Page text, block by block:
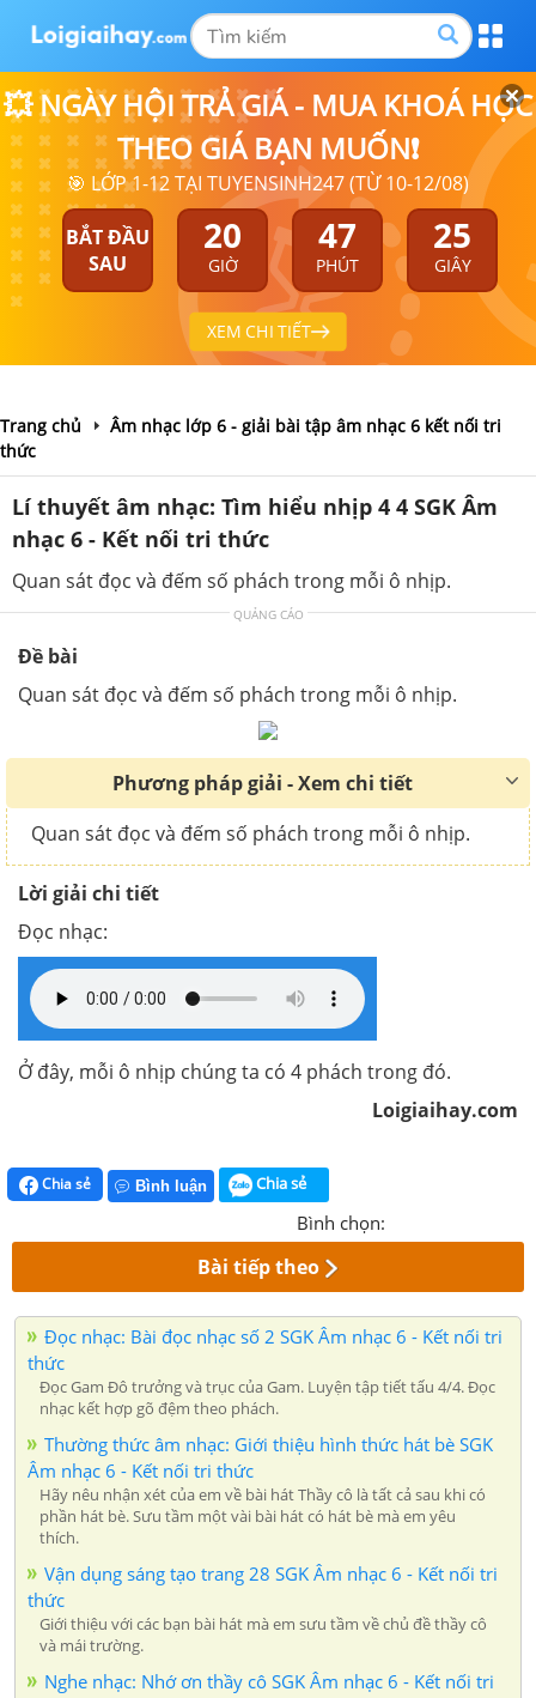
💥 NGÀY HỘI TRẢ GIÁ - MUA KHOÁ HỌC
THEO GIÁ BẠN MUỐN❗
🎯 LỚP 1-12 TẠI TUYENSINH247 (TỪ 10-12/08)
BẮT ĐẦU
SAU
20
GIỜ
47
PHÚT
24
GIÂY
XEM CHI TIẾT
Trang chủ
Âm nhạc lớp 6 - giải bài tập âm nhạc 6 kết nối tri
thức
Lí thuyết âm nhạc: Tìm hiểu nhịp 4 4 SGK Âm
nhạc 6 - Kết nối tri thức
Quan sát đọc và đếm số phách trong mỗi ô nhịp.
QUẢNG CÁO
Đề bài
Quan sát đọc và đếm số phách trong mỗi ô nhịp.
Phương pháp giải - Xem chi tiết
Quan sát đọc và đếm số phách trong mỗi ô nhịp.
Lời giải chi tiết
Đọc nhạc:
Ở đây, mỗi ô nhịp chúng ta có 4 phách trong đó.
Loigiaihay.com
Chia sẻ Bình luận Chia sẻ
Bình chọn:
Bài tiếp theo
Đọc nhạc: Bài đọc nhạc số 2 SGK Âm nhạc 6 - Kết nối tri
thức
Đọc Gam Đô trưởng và trục của Gam. Luyện tập tiết tấu 4/4. Đọc
nhạc kết hợp gõ đệm theo phách.
Thường thức âm nhạc: Giới thiệu hình thức hát bè SGK
Âm nhạc 6 - Kết nối tri thức
Hãy nêu nhận xét của em về bài hát Thầy cô là tất cả sau khi có
phần hát bè. Sưu tầm một vài bài hát có hát bè mà em yêu
thích.
Vận dụng sáng tạo trang 28 SGK Âm nhạc 6 - Kết nối tri
thức
Giới thiệu với các bạn bài hát mà em sưu tầm về chủ đề thầy cô
và mái trường.
Nghe nhạc: Nhớ ơn thầy cô SGK Âm nhạc 6 - Kết nối tri